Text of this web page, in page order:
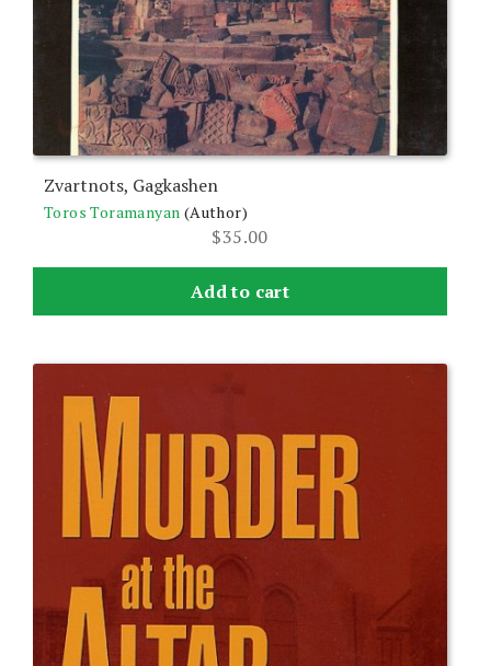
Zvartnots, Gagkashen
Toros Toramanyan (Author)
$35.00
Add to cart